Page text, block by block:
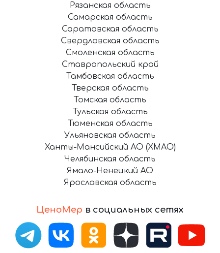
ЦеноМер в социальных сетях
Рязанская область
Самарская область
Саратовская область
Свердловская область
Смоленская область
Ставропольский край
Тамбовская область
Тверская область
Томская область
Тульская область
Тюменская область
Ульяновская область
Ханты-Мансийский АО (ХМАО)
Челябинская область
Ямало-Ненецкий АО
Ярославская область